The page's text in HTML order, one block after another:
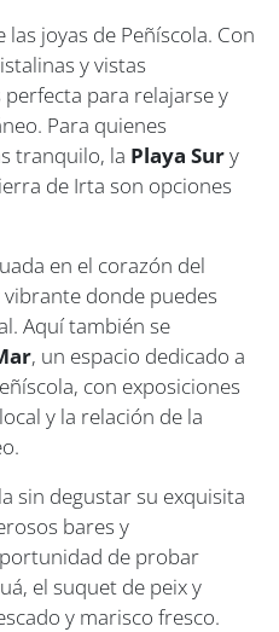
las joyas de Peñíscola. Con
y vistas
para relajarse y
Para quienes
tranquilo, la Playa Sury
de Irta son opciones
en el corazón del
donde puedes
Aquí también se
, un espacio dedicado a
con exposiciones
y la relación de la
sin degustar su exquisita
bares y
de probar
el suquet de peix y
y marisco fresco.